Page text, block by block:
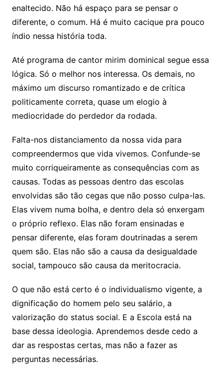
enaltecido. Não há espaço para se pensar o
diferente, o comum. Há é muito cacique pra pouco
índio nessa história toda.
Até programa de cantor mirim dominical segue essa
lógica. Só o melhor nos interessa. Os demais, no
máximo um discurso romantizado e de crítica
politicamente correta, quase um elogio à
mediocridade do perdedor da rodada.
Falta-nos distanciamento da nossa vida para
compreendermos que vida vivemos. Confunde-se
muito corriqueiramente as consequências com as
causas. Todas as pessoas dentro das escolas
envolvidas são tão cegas que não posso culpa-las.
Elas vivem numa bolha, e dentro dela só enxergam
o próprio reflexo. Elas não foram ensinadas e
pensar diferente, elas foram doutrinadas a serem
quem são. Elas não são a causa da desigualdade
social, tampouco são causa da meritocracia.
O que não está certo é o individualismo vigente, a
dignificação do homem pelo seu salário, a
valorização do status social. E a Escola está na
base dessa ideologia. Aprendemos desde cedo a
dar as respostas certas, mas não a fazer as
perguntas necessárias.